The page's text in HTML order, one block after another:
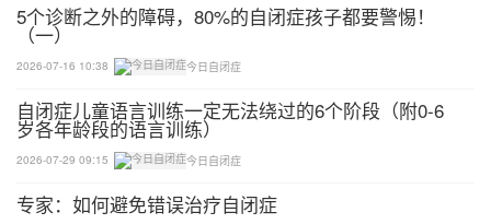
食品的模子或者是有趣的切割器。赶快多买几个，它
们会非常有用。（国内这种产品的种类还不多，所以
形状小模子是妈妈的好帮手，用它们可以做出各种有
趣的三明治，也可以用来切午餐肉。
小鸭一家亲
5个诊断之外的障碍，80%的自闭症孩子都要警惕！
（一）
2026-07-16 10:38 今日自闭症
自闭症儿童语言训练一定无法绕过的6个阶段（附0-6
岁各年龄段的语言训练）
2026-07-29 09:15 今日自闭症
专家：如何避免错误治疗自闭症